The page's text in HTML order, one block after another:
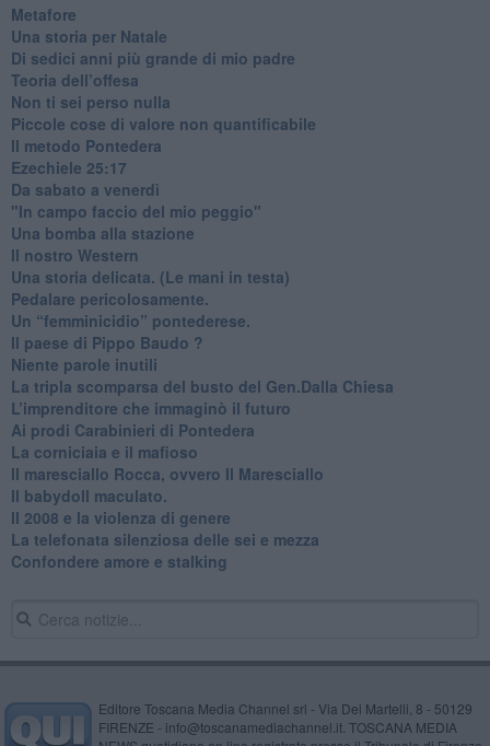
Metafore
​Una storia per Natale
​Di sedici anni più grande di mio padre
Teoria dell’offesa
​Non ti sei perso nulla
​Piccole cose di valore non quantificabile
​Il metodo Pontedera
​Ezechiele 25:17
Da sabato a venerdì
"In campo faccio del mio peggio"
Una bomba alla stazione
Il nostro Western
Una storia delicata. (Le mani in testa)
Pedalare pericolosamente.
Un “femminicidio” pontederese.
Il paese di Pippo Baudo ?
Niente parole inutili
La tripla scomparsa del busto del Gen.Dalla Chiesa
​L’imprenditore che immaginò il futuro
Ai prodi Carabinieri di Pontedera
​La corniciaia e il mafioso
Il maresciallo Rocca, ovvero Il Maresciallo
​Il babydoll maculato.
​Il 2008 e la violenza di genere
La telefonata silenziosa delle sei e mezza
​Confondere amore e stalking
Editore Toscana Media Channel srl - Via Dei Martelli, 8 - 50129
FIRENZE - info@toscanamediachannel.it. TOSCANA MEDIA